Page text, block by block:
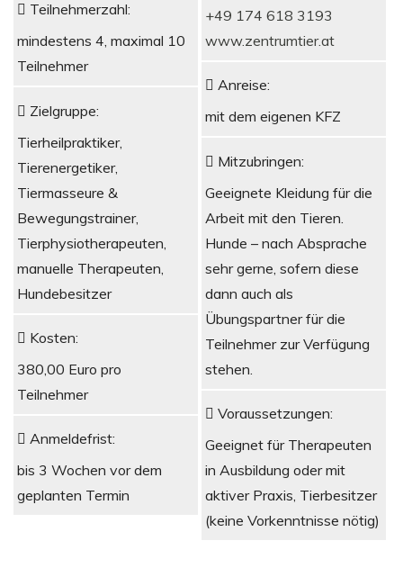
Teilnehmerzahl:
mindestens 4, maximal 10
Teilnehmer
Zielgruppe:
Tierheilpraktiker,
Tierenergetiker,
Tiermasseure &
Bewegungstrainer,
Tierphysiotherapeuten,
manuelle Therapeuten,
Hundebesitzer
Kosten:
380,00 Euro pro
Teilnehmer
Anmeldefrist:
bis 3 Wochen vor dem
geplanten Termin
+49 174 618 3193
www.zentrumtier.at
Anreise:
mit dem eigenen KFZ
Mitzubringen:
Geeignete Kleidung für die
Arbeit mit den Tieren.
Hunde – nach Absprache
sehr gerne, sofern diese
dann auch als
Übungspartner für die
Teilnehmer zur Verfügung
stehen.
Voraussetzungen:
Geeignet für Therapeuten
in Ausbildung oder mit
aktiver Praxis, Tierbesitzer
(keine Vorkenntnisse nötig)